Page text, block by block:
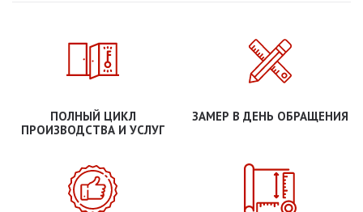
ПОЛНЫЙ ЦИКЛ
ПРОИЗВОДСТВА И УСЛУГ
ЗАМЕР В ДЕНЬ ОБРАЩЕНИЯ